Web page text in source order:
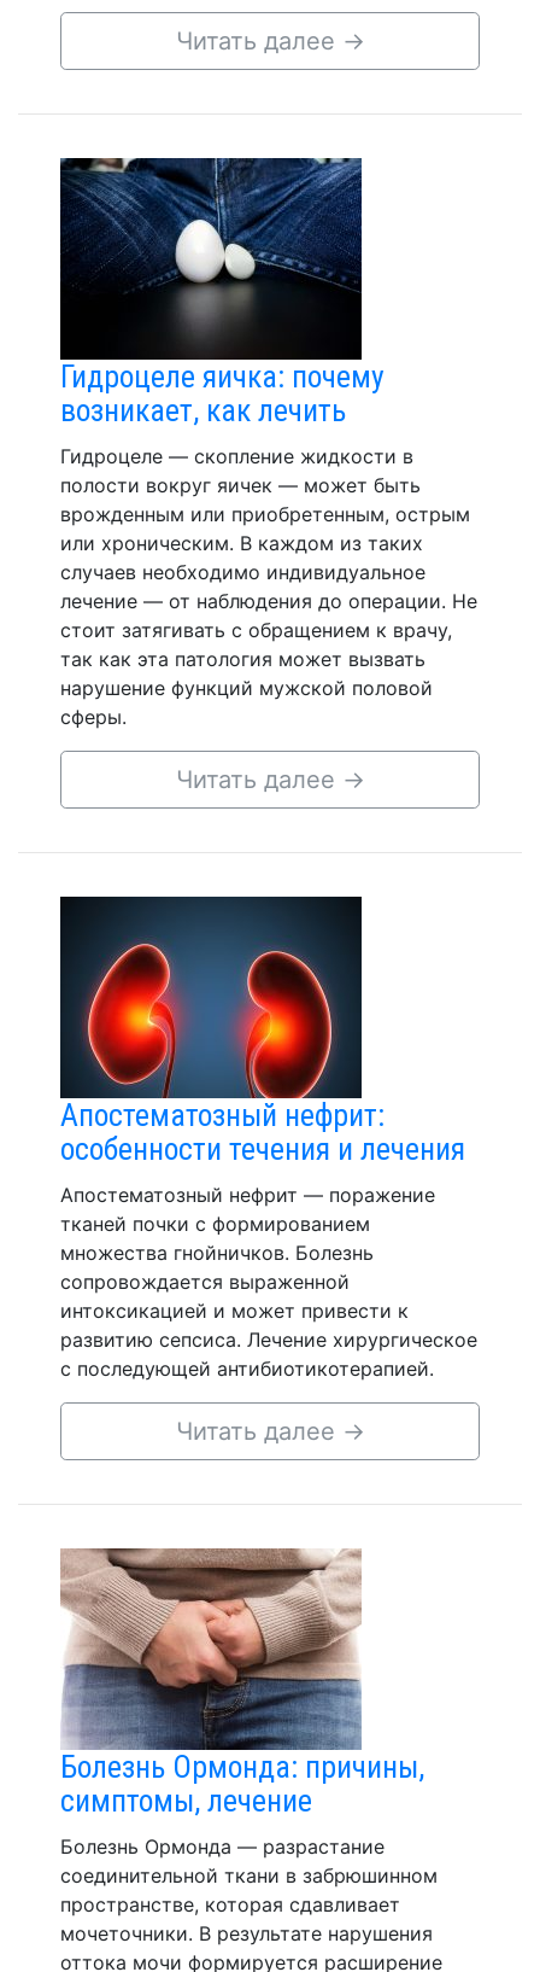
Читать далее →
Гидроцеле яичка: почему
возникает, как лечить
Гидроцеле — скопление жидкости в
полости вокруг яичек — может быть
врожденным или приобретенным, острым
или хроническим. В каждом из таких
случаев необходимо индивидуальное
лечение — от наблюдения до операции. Не
стоит затягивать с обращением к врачу,
так как эта патология может вызвать
нарушение функций мужской половой
сферы.
Читать далее →
Апостематозный нефрит:
особенности течения и лечения
Апостематозный нефрит — поражение
тканей почки с формированием
множества гнойничков. Болезнь
сопровождается выраженной
интоксикацией и может привести к
развитию сепсиса. Лечение хирургическое
с последующей антибиотикотерапией.
Читать далее →
Болезнь Ормонда: причины,
симптомы, лечение
Болезнь Ормонда — разрастание
соединительной ткани в забрюшинном
пространстве, которая сдавливает
мочеточники. В результате нарушения
оттока мочи формируется расширение